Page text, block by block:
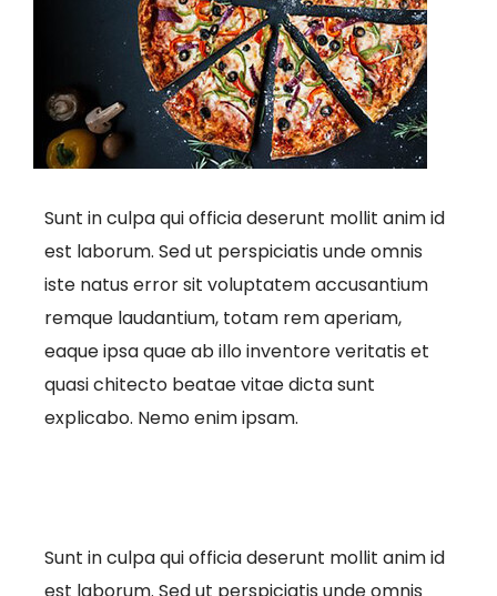
Sunt in culpa qui officia deserunt mollit anim id
est laborum. Sed ut perspiciatis unde omnis
iste natus error sit voluptatem accusantium
remque laudantium, totam rem aperiam,
eaque ipsa quae ab illo inventore veritatis et
quasi chitecto beatae vitae dicta sunt
explicabo. Nemo enim ipsam.
Sunt in culpa qui officia deserunt mollit anim id